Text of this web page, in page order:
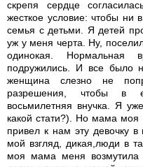
скрепя сердце
жесткое условие: чтобы ни
семья с детьми. Я детей
уж у меня черта. Ну,
одинокая.
подружились. И все было
женщина слезно не
разрешения, чтобы в
восьмилетняя внучка. Я
какой стати?). Но мама
привел к нам эту девочку в
мой взгляд, дикая,люди в
моя мама меня